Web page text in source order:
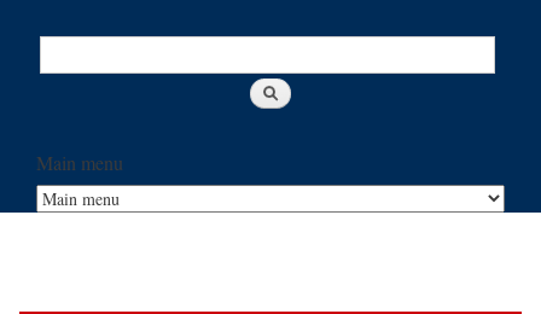
Search
Main menu